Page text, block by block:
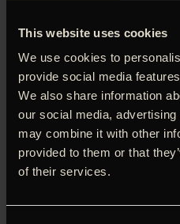
This website uses cookies
We use cookies to
provide social media
We also share information
our social media,
may combine it with other
provided to them or that
of their services.
‘Universel kærlighed. En
og til tider ligefrem finurlig
Berlingske (5 stjerner)